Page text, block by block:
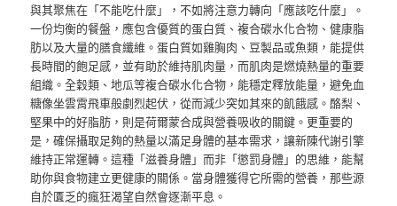
與其聚焦在「不能吃什麼」，不如將注意力轉向「應該吃什麼」。
一份均衡的餐盤，應包含優質的蛋白質、複合碳水化合物、健康脂
肪以及大量的膳食纖維。蛋白質如雞胸肉、豆製品或魚類，能提供
長時間的飽足感，並有助於維持肌肉量，而肌肉是燃燒熱量的重要
組織。全穀類、地瓜等複合碳水化合物，能穩定釋放能量，避免血
糖像坐雲霄飛車般劇烈起伏，從而減少突如其來的飢餓感。酪梨、
堅果中的好脂肪，則是荷爾蒙合成與營養吸收的關鍵。更重要的
是，確保攝取足夠的熱量以滿足身體的基本需求，讓新陳代謝引擎
維持正常運轉。這種「滋養身體」而非「懲罰身體」的思維，能幫
助你與食物建立更健康的關係。當身體獲得它所需的營養，那些源
自於匱乏的瘋狂渴望自然會逐漸平息。